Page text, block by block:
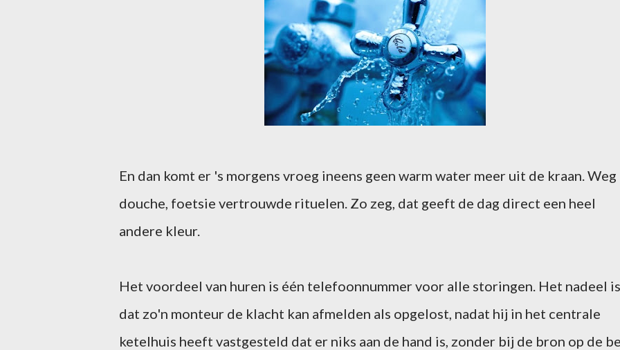
En dan komt er 's morgens vroeg ineens geen warm water meer uit de kraan. Weg
douche, foetsie vertrouwde rituelen. Zo zeg, dat geeft de dag direct een heel
andere kleur.
Het voordeel van huren is één telefoonnummer voor alle storingen. Het nadeel is
dat zo'n monteur de klacht kan afmelden als opgelost, nadat hij in het centrale
ketelhuis heeft vastgesteld dat er niks aan de hand is, zonder bij de bron op de